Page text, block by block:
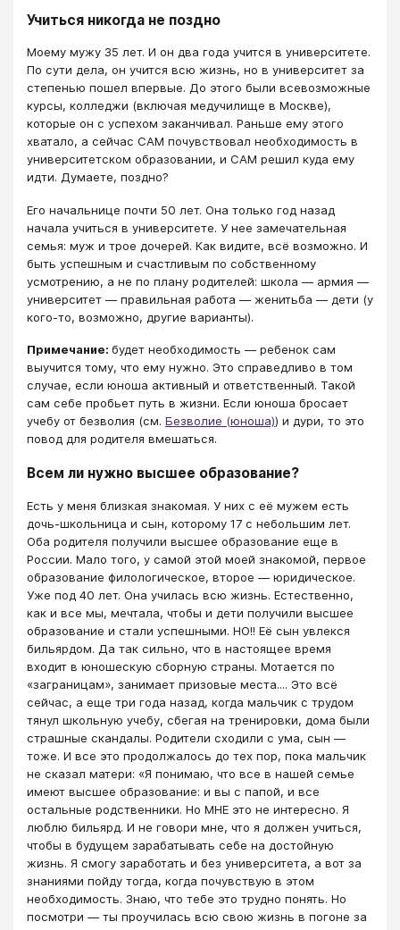
Учиться никогда не поздно
Моему мужу 35 лет. И он два года учится в университете.
По сути дела, он учится всю жизнь, но в университет за
степенью пошел впервые. До этого были всевозможные
курсы, колледжи (включая медучилище в Москве),
которые он с успехом заканчивал. Раньше ему этого
хватало, а сейчас САМ почувствовал необходимость в
университетском образовании, и САМ решил куда ему
идти. Думаете, поздно?
Его начальнице почти 50 лет. Она только год назад
начала учиться в университете. У нее замечательная
семья: муж и трое дочерей. Как видите, всё возможно. И
быть успешным и счастливым по собственному
усмотрению, а не по плану родителей: школа — армия —
университет — правильная работа — женитьба — дети (у
кого-то, возможно, другие варианты).
Примечание: будет необходимость — ребенок сам
выучится тому, что ему нужно. Это справедливо в том
случае, если юноша активный и ответственный. Такой
сам себе пробьет путь в жизни. Если юноша бросает
учебу от безволия (cм. Безволие (юноша)) и дури, то это
повод для родителя вмешаться.
Всем ли нужно высшее образование?
Есть у меня близкая знакомая. У них с её мужем есть
дочь-школьница и сын, которому 17 с небольшим лет.
Оба родителя получили высшее образование еще в
России. Мало того, у самой этой моей знакомой, первое
образование филологическое, второе — юридическое.
Уже под 40 лет. Она училась всю жизнь. Естественно,
как и все мы, мечтала, чтобы и дети получили высшее
образование и стали успешными. НО!! Её сын увлекся
бильярдом. Да так сильно, что в настоящее время
входит в юношескую сборную страны. Мотается по
«заграницам», занимает призовые места.... Это всё
сейчас, а еще три года назад, когда мальчик с трудом
тянул школьную учебу, сбегая на тренировки, дома были
страшные скандалы. Родители сходили с ума, сын —
тоже. И все это продолжалось до тех пор, пока мальчик
не сказал матери: «Я понимаю, что все в нашей семье
имеют высшее образование: и вы с папой, и все
остальные родственники. Но МНЕ это не интересно. Я
люблю бильярд. И не говори мне, что я должен учиться,
чтобы в будущем зарабатывать себе на достойную
жизнь. Я смогу заработать и без университета, а вот за
знаниями пойду тогда, когда почувствую в этом
необходимость. Знаю, что тебе это трудно понять. Но
посмотри — ты проучилась всю свою жизнь в погоне за